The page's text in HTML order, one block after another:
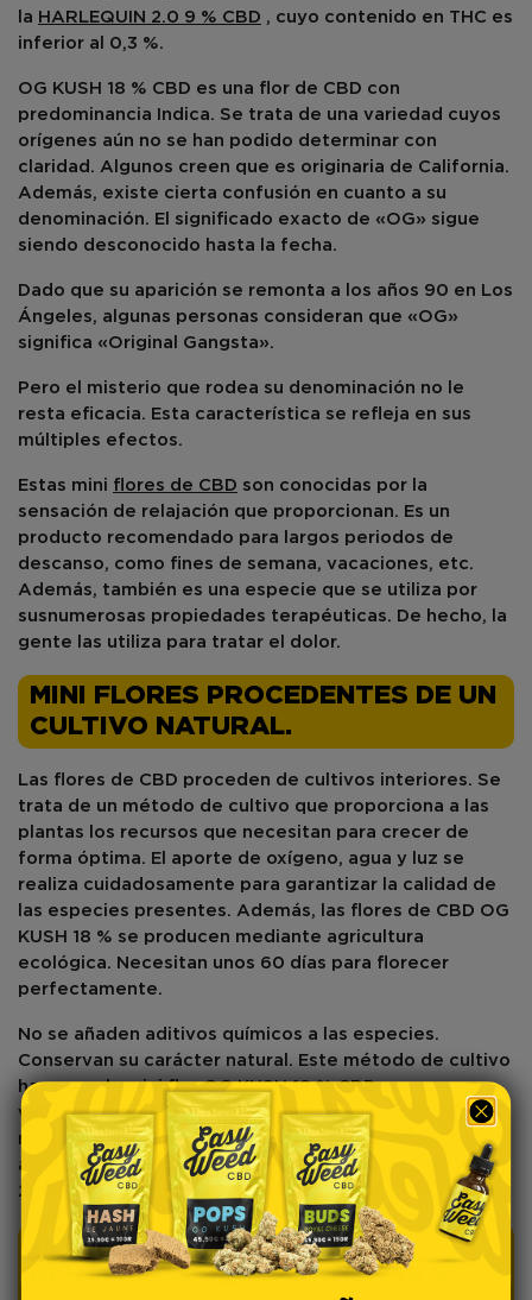
la
HARLEQUIN 2.0 9 % CBD , cuyo contenido en THC es
inferior al 0,3 %.
OG KUSH 18 % CBD es una flor de CBD con
predominancia Indica . Se trata de una variedad cuyos
orígenes aún no se han podido determinar con
claridad. Algunos creen que es originaria de California
Además, existe cierta confusión en cuanto a su
denominación. El significado exacto de «OG» sigue
siendo desconocido hasta la fecha.
Dado que su aparición se remonta a los años 90 en
Los
Ángeles , algunas personas consideran que «OG»
significa «Original Gangsta».
Pero el misterio que rodea su denominación no le
resta eficacia . Esta característica se refleja en sus
múltiples efectos.
Estas mini flores de CBD son conocidas por la
sensación de relajación que proporcionan. Es un
producto recomendado para largos periodos de
descanso, como fines de semana, vacaciones, etc.
Además, también es una especie que se utiliza por
susnumerosas propiedades terapéuticas . De hecho, la
gente las utiliza para tratar el dolor.
MINI FLORES PROCEDENTES DE UN
CULTIVO NATURAL.
Las flores de CBD proceden de cultivos interiores . Se
trata de un método de cultivo que proporciona a las
plantas los recursos que necesitan para crecer de
forma óptima. El aporte de oxígeno , agua y luz se
realiza cuidadosamente para garantizar la calidad de
las especies presentes. Además, las flores de CBD OG
KUSH 18 % se producen mediante agricultura
ecológica . Necesitan unos 60 días para florecer
perfectamente.
No se añaden aditivos químicos a las especies.
Conservan su carácter natural. Este método de cultivo
hace que la mini flor OG KUSH 18 % CBD sea una
variedad demuy buena calidad. Esto justifica los
múltiples premios que ha recibido a lo largo de los
años. Ganó la High Times Cannabis Cup en 2007 y
2009.
¿CÓMO DISFRUTAR DE LOS
BENEFICIOS DE L’OG KUSH 18 %